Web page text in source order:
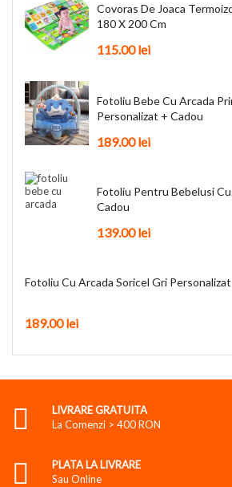
Covoras De Joaca
180 X 200 Cm
115.00lei
Fotoliu Bebe Cu Arcada
Personalizat + Cadou
189.00lei
Fotoliu Pentru Bebelusi
Cadou
139.00lei
Fotoliu Cu Arcada Soricel Gri
189.00lei
LIVRARE GRATUITA
La Comenzi > 400 RON
PLATA LA LIVRARE
Sau Online